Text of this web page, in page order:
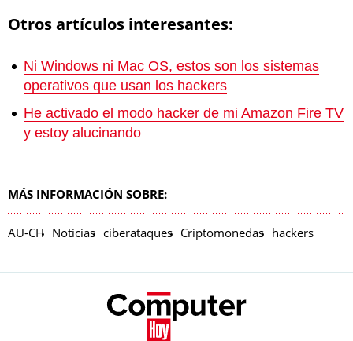
Otros artículos interesantes:
Ni Windows ni Mac OS, estos son los sistemas
operativos que usan los hackers
He activado el modo hacker de mi Amazon Fire TV
y estoy alucinando
MÁS INFORMACIÓN SOBRE:
AU-CH Noticias ciberataques Criptomonedas hackers